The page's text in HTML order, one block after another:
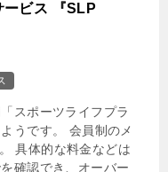
ービス 『SLP
スポーツライフプラ
うです。 会員制のメ
具体的な料金などは
確認でき、オーバー